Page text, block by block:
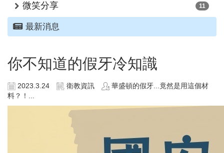
微笑分享 11
最新消息
你不知道的假牙冷知識
2023.3.24 衛教資訊
華盛頓的假牙...竟然是用這個材
料？！...